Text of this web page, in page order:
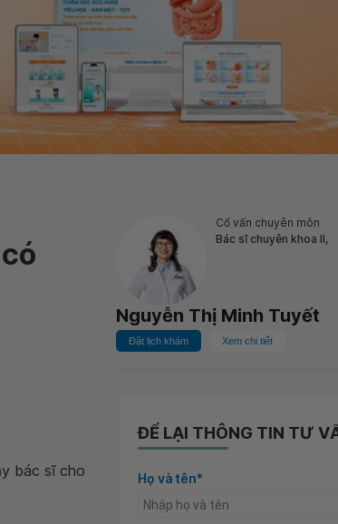
Cố vấn chuyên môn
Bác sĩ chuyên khoa II,
Nguyễn Thị Minh Tuyết
Đặt lịch khám Xem chi tiết
bác sĩ cho
ĐỂ LẠI THÔNG TIN TƯ
Họ và tên*